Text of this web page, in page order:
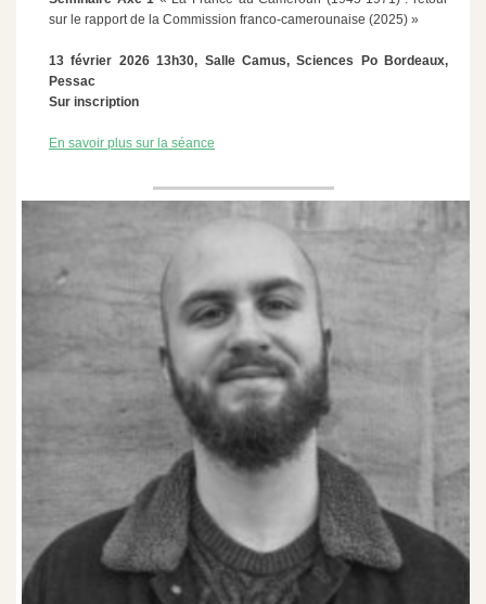
sur le rapport de la Commission franco-camerounaise (2025) »
13 février 2026 13h30, Salle Camus, Sciences Po Bordeaux,
Pessac
Sur inscription
En savoir plus sur la séance